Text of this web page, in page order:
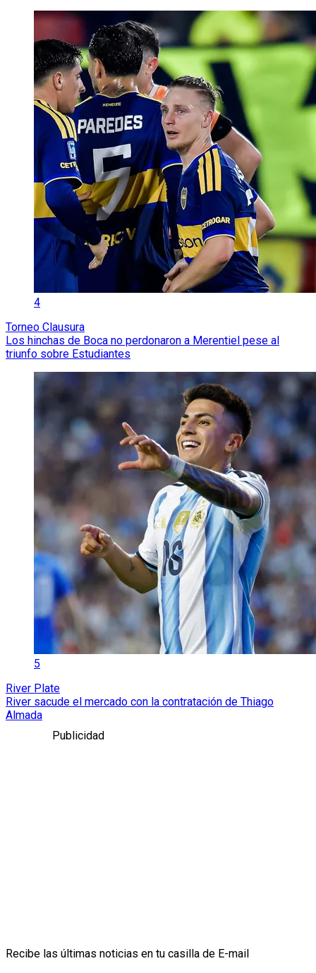
4
Torneo Clausura
Los hinchas de Boca no perdonaron a Merentiel pese al
triunfo sobre Estudiantes
5
River Plate
River sacude el mercado con la contratación de Thiago
Almada
Publicidad
Recibe las últimas noticias en tu casilla de E-mail